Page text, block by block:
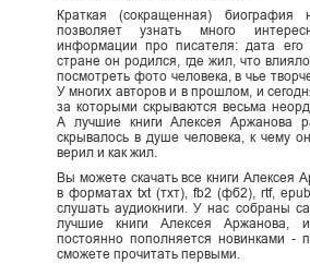
Краткая (сокращенная) биография
позволяет узнать много
информации про писателя: дата его
стране он родился, где жил, что
посмотреть фото человека, в чье
У многих авторов и в прошлом, и
за которыми скрываются весьма
А лучшие книги Алексея Аржанова
скрывалось в душе человека, к чему
верил и как жил.
Вы можете скачать все книги Алексея
в форматах txt (тхт), fb2 (фб2), rtf,
слушать аудиокниги. У нас собраны
лучшие книги Алексея Аржанова,
постоянно пополняется новинками -
сможете прочитать первыми.